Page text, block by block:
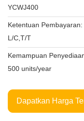
YCWJ400
Ketentuan Pembayaran:
L/C,T/T
Kemampuan
500 units/year
Dapatkan Harga